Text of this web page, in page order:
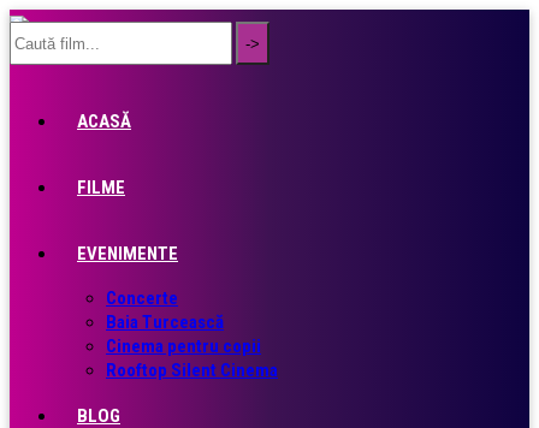
ACASĂ
FILME
EVENIMENTE
Concerte
Baia Turcească
Cinema pentru copii
Rooftop Silent Cinema
BLOG